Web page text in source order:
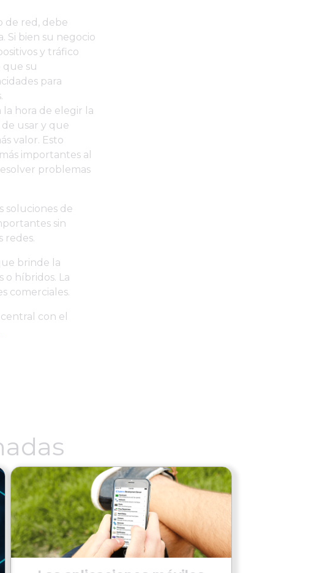
de red, debe
Si bien su negocio
y tráfico
que su
para
hora de elegir la
usar y que
valor. Esto
importantes al
problemas
soluciones de
sin
redes.
brinde la
o híbridos. La
comerciales.
con el